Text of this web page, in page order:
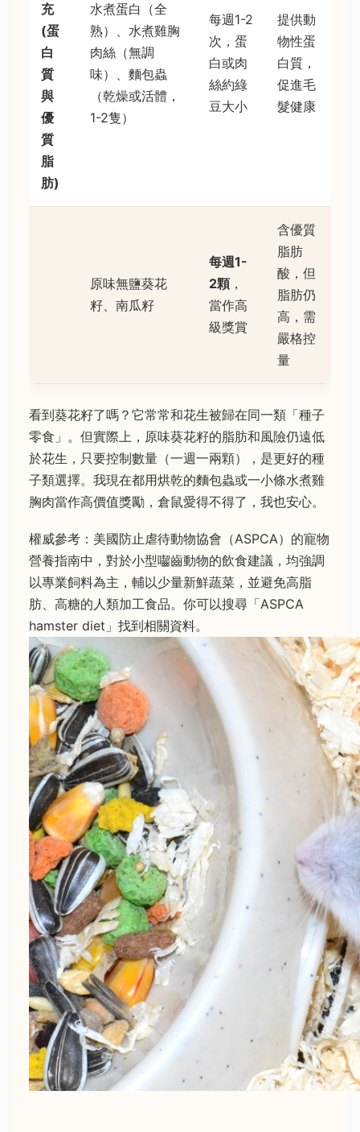
充
(蛋
白
質
與
優
質
脂
肪)
水煮蛋白（全
熟）、水煮雞胸
肉絲（無調
味）、麵包蟲
（乾燥或活體，
1-2隻）
每週1-2
次，蛋
白或肉
絲約綠
豆大小
提供動
物性蛋
白質，
促進毛
髮健康
原味無鹽葵花
籽、南瓜籽
每週1-
2顆，
當作高
級獎賞
含優質
脂肪
酸，但
脂肪仍
高，需
嚴格控
量
看到葵花籽了嗎？它常常和花生被歸在同一類「種子
零食」。但實際上，原味葵花籽的脂肪和風險仍遠低
於花生，只要控制數量（一週一兩顆），是更好的種
子類選擇。我現在都用烘乾的麵包蟲或一小條水煮雞
胸肉當作高價值獎勵，倉鼠愛得不得了，我也安心。
權威參考：美國防止虐待動物協會（ASPCA）的寵物
營養指南中，對於小型囓齒動物的飲食建議，均強調
以專業飼料為主，輔以少量新鮮蔬菜，並避免高脂
肪、高糖的人類加工食品。你可以搜尋「ASPCA
hamster diet」找到相關資料。